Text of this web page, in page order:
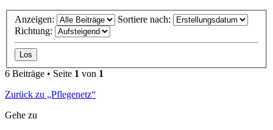
Anzeigen:
Sortiere nach:
Richtung:
6 Beiträge • Seite 1 von 1
Zurück zu „Pflegenetz“
Gehe zu